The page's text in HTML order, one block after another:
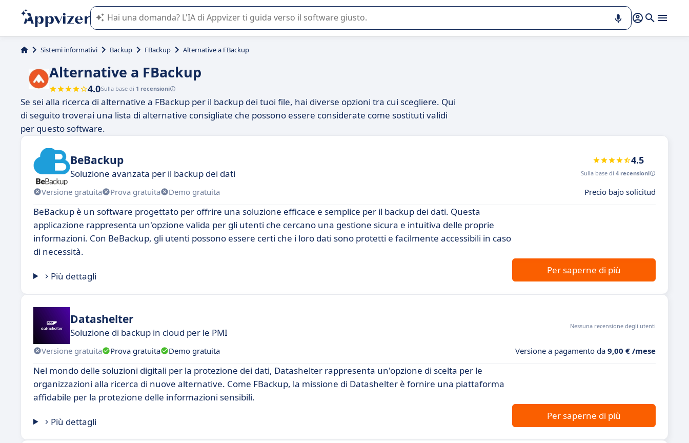
L'IA di Appvizer vi guida nell'utilizzo o nella scelta di un software SaaS per la vostra azienda.
Sistemi informativi Backup FBackup Alternative a FBackup
Alternative a FBackup
4.0Sulla base di 1 recensioni
Se sei alla ricerca di alternative a FBackup per il backup dei tuoi file, hai diverse opzioni tra cui scegliere. Qui
di seguito troverai una lista di alternative consigliate che possono essere considerate come sostituti validi
per questo software.
BeBackup
Soluzione avanzata per il backup dei dati
4.5
Sulla base di 4 recensioni
Versione gratuita Prova gratuita Demo gratuita Precio bajo solicitud
BeBackup è un software progettato per offrire una soluzione efficace e semplice per il backup dei dati. Questa
applicazione rappresenta un'opzione valida per gli utenti che cercano una gestione sicura e intuitiva delle proprie
informazioni. Con BeBackup, gli utenti possono essere certi che i loro dati sono protetti e facilmente accessibili in caso
di necessità.
Più dettagli
Per saperne di più
Datashelter
Soluzione di backup in cloud per le PMI
Nessuna recensione degli utenti
Versione gratuita Prova gratuita Demo gratuita Versione a pagamento da 9,00 € /mese
Nel mondo delle soluzioni digitali per la protezione dei dati, Datashelter rappresenta un'opzione di scelta per le
organizzazioni alla ricerca di nuove alternative. Come FBackup, la missione di Datashelter è fornire una piattaforma
affidabile per la protezione delle informazioni sensibili.
Più dettagli
Per saperne di più